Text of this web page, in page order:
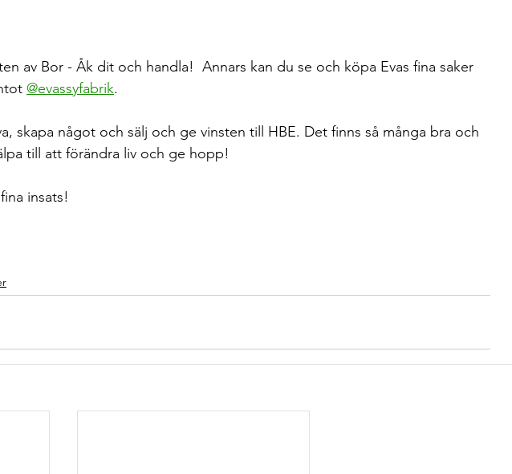
av Bor - Åk dit och handla!  Annars kan du se och köpa Evas fina saker
@evassyfabrik.
skapa något och sälj och ge vinsten till HBE. Det finns så många bra och
till att förändra liv och ge hopp!
insats!